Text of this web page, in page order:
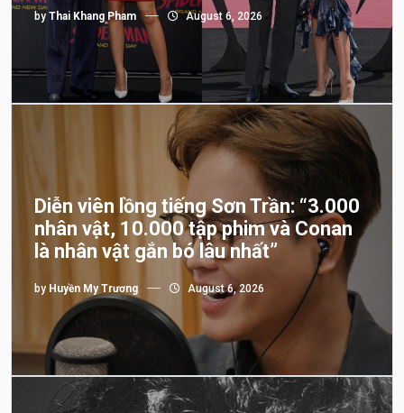
by Thai Khang Pham August 6, 2026
Diễn viên lồng tiếng Sơn Trần: “3.000
nhân vật, 10.000 tập phim và Conan
là nhân vật gắn bó lâu nhất”
by Huyền My Trương August 6, 2026